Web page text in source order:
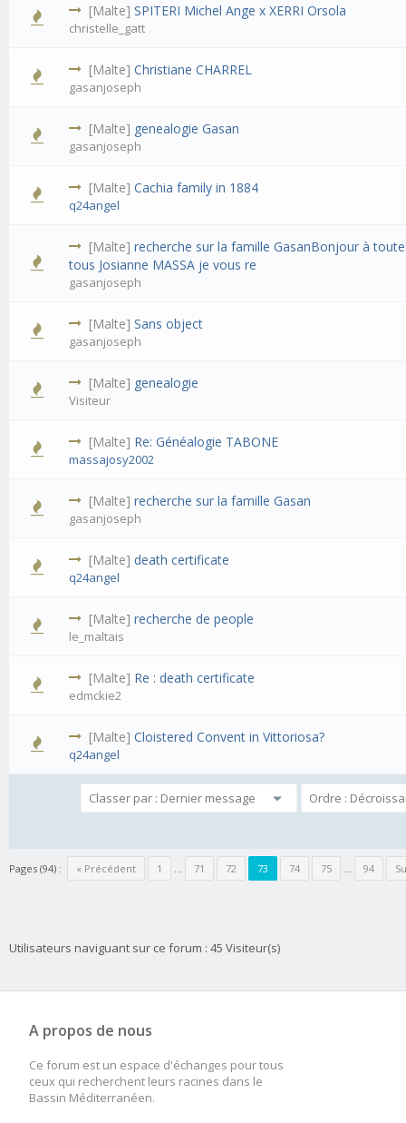
[Malte]SPITERI Michel Ange x XERRI Orsola
christelle_gatt
[Malte]Christiane CHARREL
gasanjoseph
[Malte] genealogie Gasan
gasanjoseph
[Malte]Cachia family in 1884
q24angel
[Malte]recherche sur la famille GasanBonjour à
tous Josianne MASSA je vous re
gasanjoseph
[Malte]Sans object
gasanjoseph
[Malte] genealogie
Visiteur
[Malte] Re: Généalogie TABONE
massajosy2002
[Malte]recherche sur la famille Gasan
gasanjoseph
[Malte] death certificate
q24angel
[Malte]recherche de people
le_maltais
[Malte] Re : death certificate
edmckie2
[Malte]Cloistered Convent in Vittoriosa?
q24angel
Pages (94) : « Précédent 1 … 71 72 73 74 75 … 94
Utilisateurs naviguant sur ce forum : 45 Visiteur(s)
A propos de nous
Ce forum est un espace d'échanges pour tous
ceux qui recherchent leurs racines dans le
Bassin Méditerranéen.